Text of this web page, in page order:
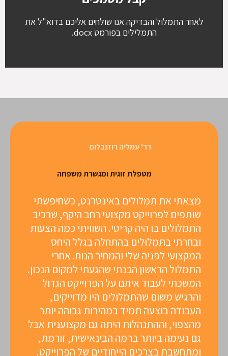
לאחר התמלול והבדיקה אנו שולחים אליכם בדוא"ל את
התמלילים בפורמט docx.
דר' עמליה רוזנבלום
מטפלת זוגית ומגשרת משפחה
מצאתי את תִּמְלוּלִים באינטרנט, כשחיפשתי
שותפים לפרוייקט מקצועי רחב היקף, שרכיב
התמלולים בו היה קריטי. השוויתי כמה הצעות
ובחרתי בתִּמְלוּלִים בהתחלה בגלל היחס
המקצועי לפניה שלי והמחיר הנוח. אחרי
התמלול הראשון הבנתי שהגעתי למקום הנכון.
המשכתי לעבוד איתם על הפרוייקט הגדול
והרגיש משום שהתמלולים היו מדוייקים,
העבודה בוצעה תמיד במהירות גבוהה יותר
מהצפוי, וההתנהלות היתה גם מקצוענית אבל
גם נעימה ביותר ברמה הבינאישית, זורמת,
ומתחשבת בצרכים הייחודיים של הפרוייקט.